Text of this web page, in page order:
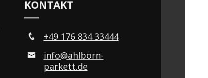
KONTAKT
+49 176 834 33444
info@ahlborn-
parkett.de